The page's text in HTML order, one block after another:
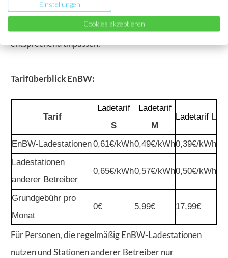
Aufgrund der jüngsten starken Inflation mussten viele
-Anbieter, darunter auch EnBW, ihre Preise
entsprechend anpassen.
Tarifüberblick EnBW:
Tarif
Ladetarif
S
Ladetarif
M
Ladetarif L
EnBW-Ladestationen0,61€/kWh0,49€/kWh0,39€/kWh
Ladestationen
anderer Betreiber
0,65€/kWh0,57€/kWh0,50€/kWh
Grundgebühr pro
Monat
0€ 5,99€ 17,99€
Für Personen, die regelmäßig EnBW-Ladestationen
nutzen und Stationen anderer Betreiber nur
Einstellungen
Cookies akzeptieren